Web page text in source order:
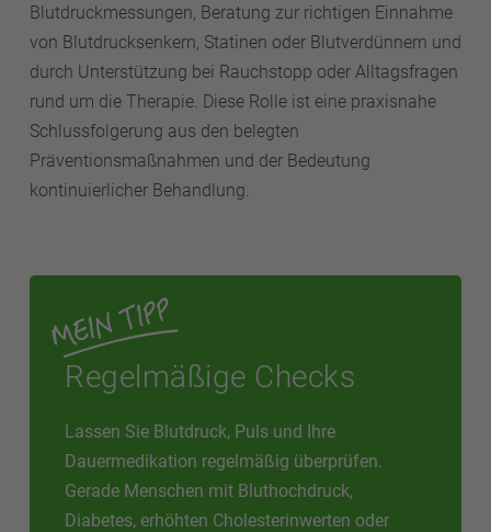
Blutdruckmessungen, Beratung zur richtigen Einnahme
von Blutdrucksenkern, Statinen oder Blutverdünnern und
durch Unterstützung bei Rauchstopp oder Alltagsfragen
rund um die Therapie. Diese Rolle ist eine praxisnahe
Schlussfolgerung aus den belegten
Präventionsmaßnahmen und der Bedeutung
kontinuierlicher Behandlung.
Regelmäßige Checks
Lassen Sie Blutdruck, Puls und Ihre
Dauermedikation regelmäßig überprüfen.
Gerade Menschen mit Bluthochdruck,
Diabetes, erhöhten Cholesterinwerten oder